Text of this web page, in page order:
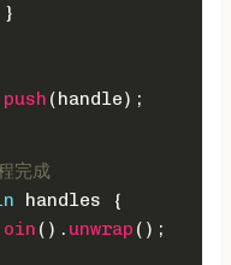
push (handle);
完成
handles {
(). unwrap ();